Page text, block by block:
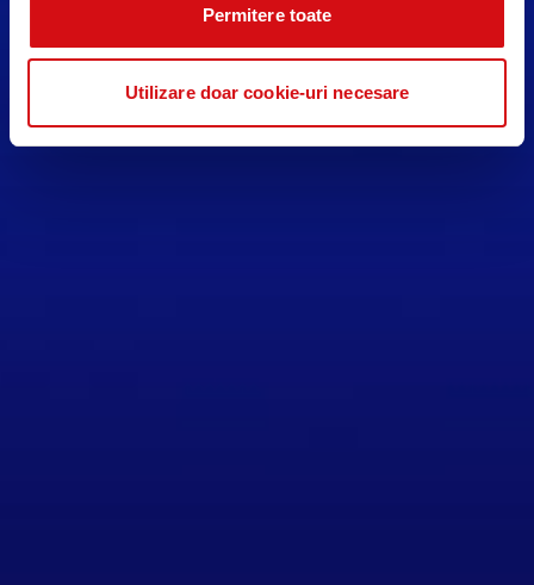
Permitere toate
Utilizare doar cookie-uri necesare